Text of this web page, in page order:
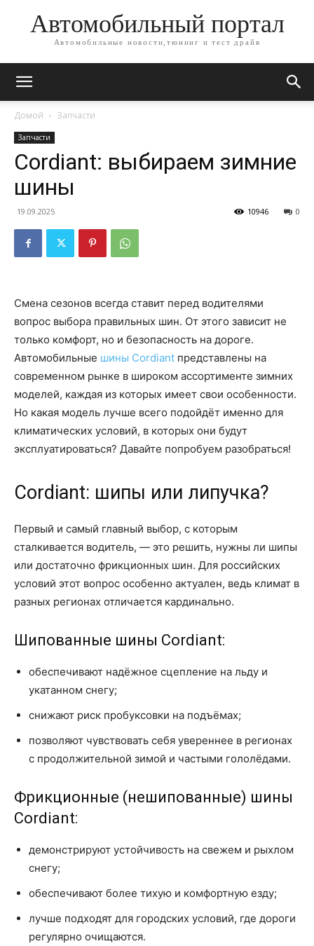
Автомобильный портал
Автомобильные новости,тюнинг и тест драйв
Домой Запчасти
Запчасти
Cordiant: выбираем зимние
шины
19.09.2025 0
10946
Смена сезонов всегда ставит перед водителями
вопрос выбора правильных шин. От этого зависит не
только комфорт, но и безопасность на дороге.
Автомобильные шины Cordiant представлены на
современном рынке в широком ассортименте зимних
моделей, каждая из которых имеет свои особенности.
Но какая модель лучше всего подойдёт именно для
климатических условий, в которых они будут
эксплуатироваться? Давайте попробуем разобраться!
Cordiant: шипы или липучка?
Первый и самый главный выбор, с которым
сталкивается водитель, — это решить, нужны ли шипы
или достаточно фрикционных шин. Для российских
условий этот вопрос особенно актуален, ведь климат в
разных регионах отличается кардинально.
Шипованные шины Cordiant:
обеспечивают надёжное сцепление на льду и
укатанном снегу;
снижают риск пробуксовки на подъёмах;
позволяют чувствовать себя увереннее в регионах
с продолжительной зимой и частыми гололёдами.
Фрикционные (нешипованные) шины
Cordiant:
демонстрируют устойчивость на свежем и рыхлом
снегу;
обеспечивают более тихую и комфортную езду;
лучше подходят для городских условий, где дороги
регулярно очищаются.